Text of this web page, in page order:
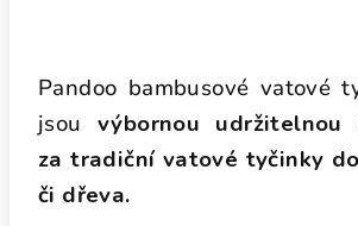
Pandoo bambusové vatové
jsou výbornou udržitelnou
za tradiční vatové tyčinky
či dřeva.